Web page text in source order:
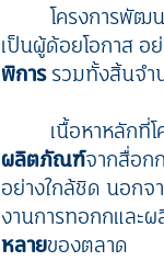
โครงการพัฒ
เป็นผู้ด้อยโอกาส อ
พิการรวมทั้งสิ้นจำ
เนื้อหาหลักที่
ผลิตภัณฑ์จากสื่อก
อย่างใกล้ชิด นอกจ
งานการทอกกและ
หลายของตลาด